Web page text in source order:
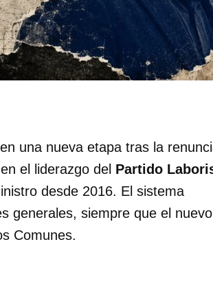
una nueva etapa tras la
el liderazgo del Partido
desde 2016. El sistema
generales, siempre que el nuevo
Comunes.